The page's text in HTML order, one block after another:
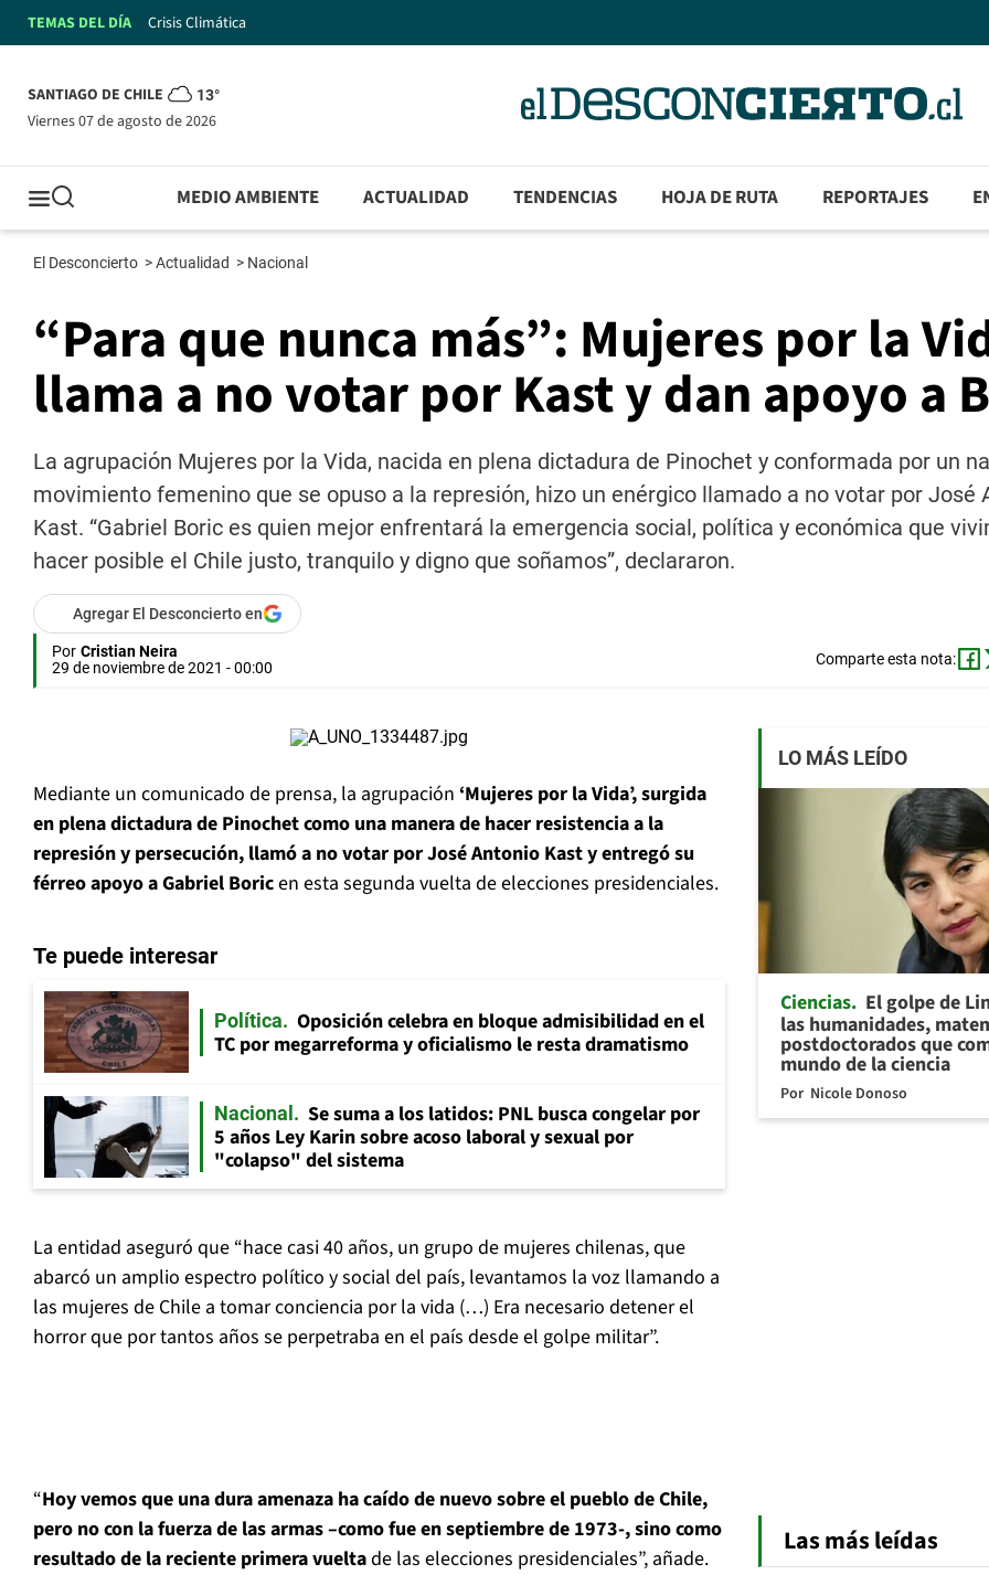
TEMAS DEL DÍA Crisis Climática
SANTIAGO DE CHILE 13°
viernes 07 de agosto de 2026
MEDIO AMBIENTE ACTUALIDAD TENDENCIAS HOJA DE RUTA REPORTAJES
El Desconcierto >Actualidad > Nacional
“Para que nunca más”: Mujeres por la
llama a no votar por Kast y dan apoyo a
La agrupación Mujeres por la Vida, nacida en plena dictadura de Pinochet y conformada por un
movimiento femenino que se opuso a la represión, hizo un enérgico llamado a no votar por José
Kast. “Gabriel Boric es quien mejor enfrentará la emergencia social, política y económica que
hacer posible el Chile justo, tranquilo y digno que soñamos”, declararon.
Agregar El Desconcierto en
Por Cristian Neira
29 de noviembre de 2021 - 00:00
Comparte esta nota:
Mediante un comunicado de prensa, la agrupación ‘Mujeres por la Vida’, surgida
en plena dictadura de Pinochet como una manera de hacer resistencia a la
represión y persecución, llamó a no votar por José Antonio Kast y entregó su
férreo apoyo a Gabriel Boricen esta segunda vuelta de elecciones presidenciales.
Te puede interesar
Política
Oposición celebra en bloque admisibilidad en el
TC por megarreforma y oficialismo le resta dramatismo
Nacional
Se suma a los latidos: PNL busca congelar por
5 años Ley Karin sobre acoso laboral y sexual por
"colapso" del sistema
La entidad aseguró que “hace casi 40 años, un grupo de mujeres chilenas, que
abarcó un amplio espectro político y social del país, levantamos la voz llamando a
las mujeres de Chile a tomar conciencia por la vida (…) Era necesario detener el
horror que por tantos años se perpetraba en el país desde el golpe militar”.
“Hoy vemos que una dura amenaza ha caído de nuevo sobre el pueblo de Chile,
pero no con la fuerza de las armas –como fue en septiembre de 1973-, sino como
resultado de la reciente primera vueltade las elecciones presidenciales”, añade.
LO MÁS LEÍDO
Ciencias El golpe de
las humanidades,
postdoctorados que
mundo de la ciencia
Por Nicole Donoso
Las más leídas